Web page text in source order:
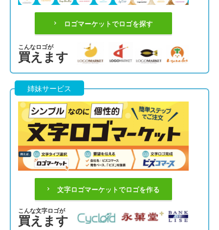
ロゴマーケットでロゴを探す
こんなロゴが
買えます
姉妹サービス
文字ロゴマーケットでロゴを作る
こんな文字ロゴが
買えます